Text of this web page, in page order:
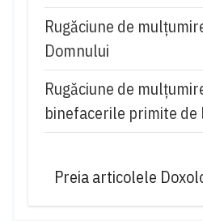
Rugăciune de
Domnului
Rugăciune de
binefacerile primite de
Preia articolele